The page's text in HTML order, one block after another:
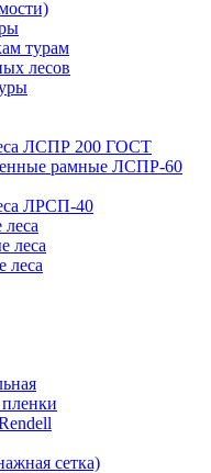
турам
лесов
ЛСПР 200 ГОСТ
рамные ЛСПР-60
ЛРСП-40
леса
леса
сетка)